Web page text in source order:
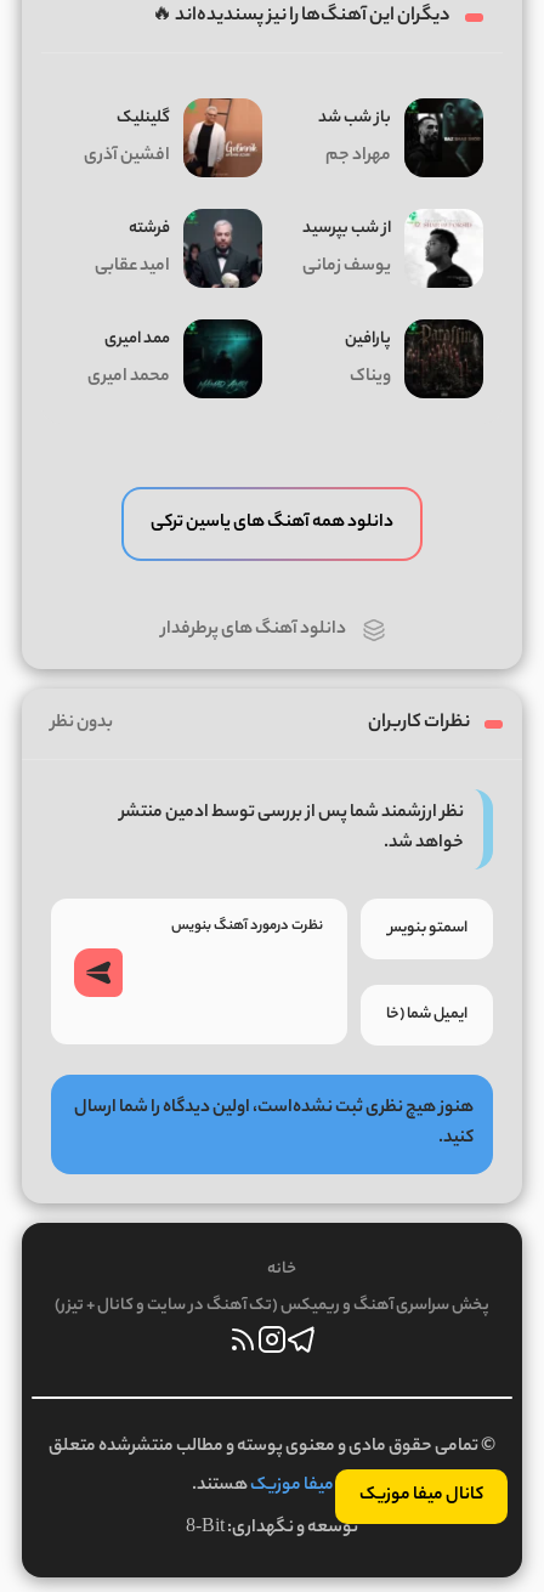
کانال میفا موزیک
دیگران این آهنگ‌ها را نیز پسندیده‌اند 🔥
باز شب شد
مهراد جم
گلینلیک
افشین آذری
از شب بپرسید
یوسف زمانی
فرشته
امید عقابی
پارافین
ویناک
ممد امیری
محمد امیری
دانلود همه آهنگ های یاسین ترکی
دانلود آهنگ های پرطرفدار
نظرات کاربران بدون نظر
نظر ارزشمند شما پس از بررسی توسط ادمین منتشر
خواهد شد.
هنوز هیچ نظری ثبت نشده‌است، اولین دیدگاه را شما ارسال
کنید.
خانه
پخش سراسری آهنگ و ریمیکس (تک آهنگ در سایت و کانال + تیزر)
© تمامی حقوق مادی و معنوی پوسته و مطالب منتشرشده متعلق
بهمیفا موزیکهستند.
توسعه و نگهداری:8-Bit